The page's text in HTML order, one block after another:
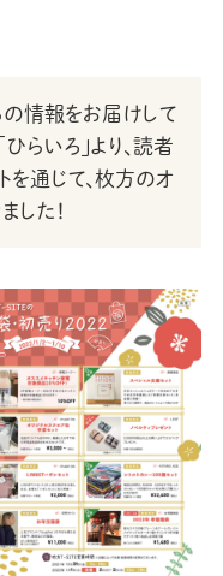
の情報をお届けして
らいろ」より、読者
を通じて、枚方のオ
した！